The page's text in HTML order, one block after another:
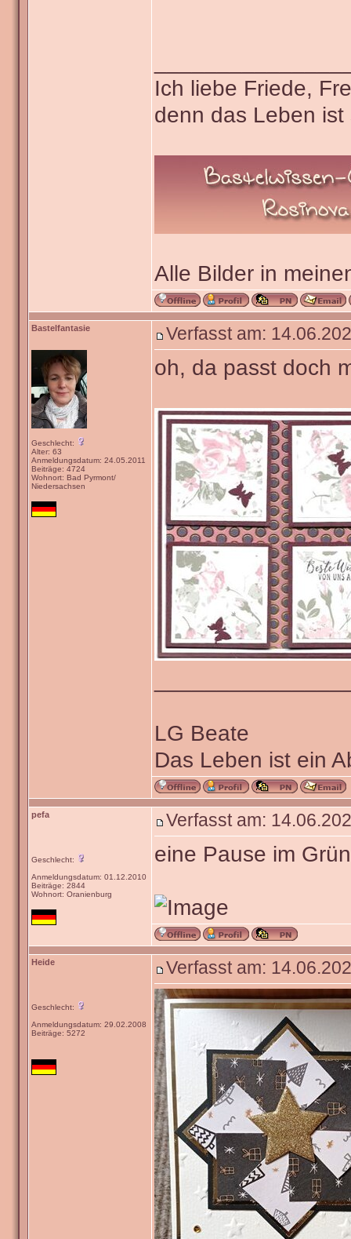
Ich liebe Friede,
denn das Leben
Alle Bilder in
Bastelfantasie
Geschlecht:
Alter: 63
Anmeldungsdatum: 24.05.2011
Beiträge: 4724
Wohnort: Bad Pyrmont/
Niedersachsen
Verfasst am:
oh, da passt doch
LG Beate
Das Leben ist ein
pefa
Geschlecht:
Anmeldungsdatum: 01.12.2010
Beiträge: 2844
Wohnort: Oranienburg
Verfasst am:
eine Pause im
Heide
Geschlecht:
Anmeldungsdatum: 29.02.2008
Beiträge: 5272
Verfasst am: